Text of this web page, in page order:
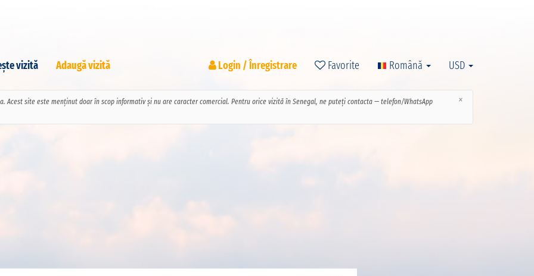
vizită Adaugă vizită Login / Înregistrare Favorite Română USD
×
Acest site este menținut doar în scop informativ și nu are caracter comercial. Pentru orice vizită în Senegal, ne puteți contacta — telefon/WhatsApp